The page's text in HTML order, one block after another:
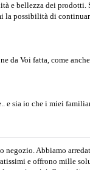
e bellezza dei
la possibilità di
Voi fatta, come
sia io che i miei
Abbiamo
e offrono mille